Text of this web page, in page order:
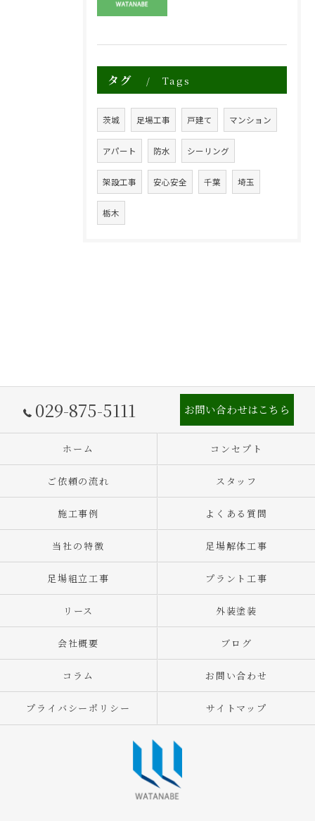
タグ Tags
茨城 足場工事 戸建て マンション
アパート 防水 シーリング
架設工事 安心安全 千葉 埼玉
栃木
029-875-5111 お問い合わせはこちら
ホーム コンセプト
ご依頼の流れ スタッフ
施工事例 よくある質問
当社の特徴 足場解体工事
足場組立工事 プラント工事
リース 外装塗装
会社概要 ブログ
コラム お問い合わせ
プライバシーポリシー サイトマップ